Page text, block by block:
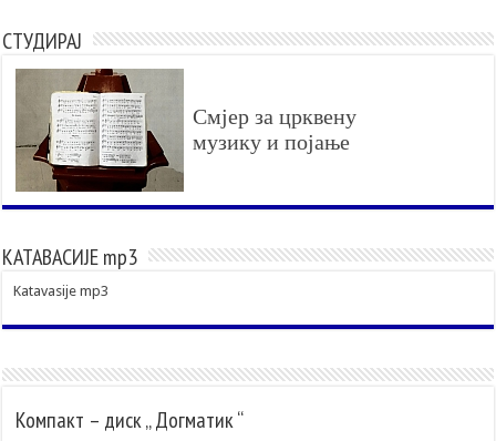
СТУДИРАЈ
Смјер за црквену
музику и појање
КАТАВАСИЈЕ mp3
Katavasije mp3
Компакт – диск „ Догматик “